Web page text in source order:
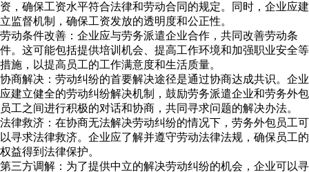
资，确保工资水平符合法律和劳动合同的规定。同时，企业应建
立监督机制，确保工资发放的透明度和公正性。
劳动条件改善：企业应与劳务派遣企业合作，共同改善劳动条
件。这可能包括提供培训机会、提高工作环境和加强职业安全等
措施，以提高员工的工作满意度和生活质量。
协商解决：劳动纠纷的首要解决途径是通过协商达成共识。企业
应建立健全的劳动纠纷解决机制，鼓励劳务派遣企业和劳务外包
员工之间进行积极的对话和协商，共同寻求问题的解决办法。
法律救济：在协商无法解决劳动纠纷的情况下，劳务外包员工可
以寻求法律救济。企业应了解并遵守劳动法律法规，确保员工的
权益得到法律保护。
第三方调解：为了提供中立的解决劳动纠纷的机会，企业可以寻